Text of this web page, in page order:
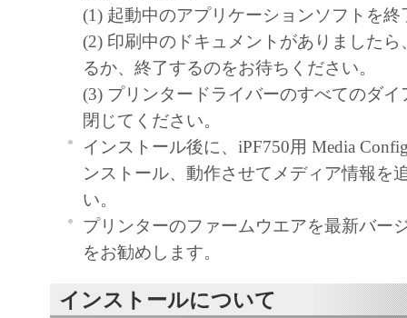
１．使用許諾
(1) お客様は、「本ソフトウエア」を、キ
ェットプリンタ（以下「プリンタ」と言い
たはネットワークを通じ接続される複数の
それぞれにおいて使用（「使用」とは、「
ア」をコンピュータの記憶媒体上にインス
と、またはコンピュータにおいて表示する
すること、読み出すこと、もしくは実行す
も含むものとします）することができます
た、お客様が「プリンタ」を使用すること
様のイントラネット内のユーザ（以下「指
(1) 起動中のアプリケーションソフトを
(2) 印刷中のドキュメントがありました
るか、終了するのをお待ちください。
(3) プリンタードライバーのすべてのダ
閉じてください。
インストール後に、iPF750用 Media
ンストール、動作させてメディア情報を
い。
プリンターのファームウエアを最新バー
をお勧めします。
インストールについて